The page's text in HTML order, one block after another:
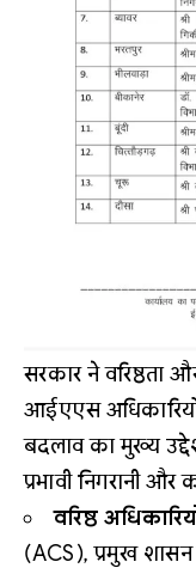
सरकार ने वरिष्ठता
आईएएस
बदलाव का मुख्य
प्रभावी निगरानी
वरिष्ठ
(ACS), प्रमुख